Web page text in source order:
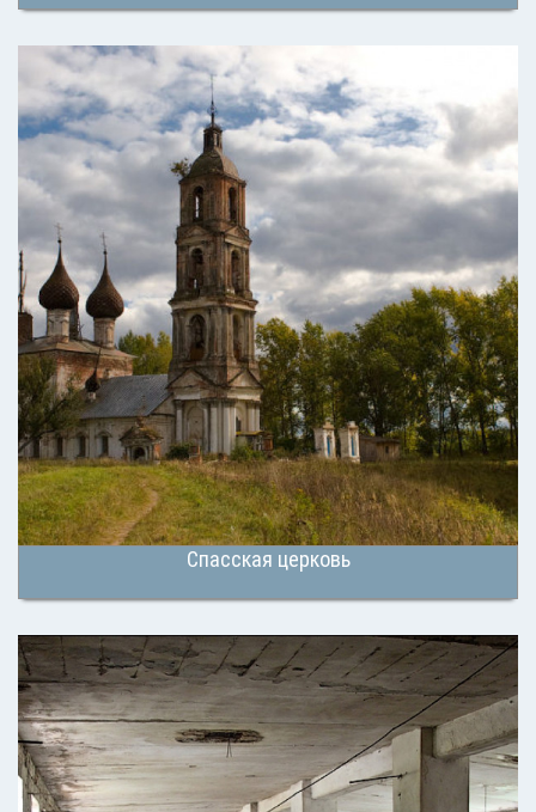
Спасская церковь